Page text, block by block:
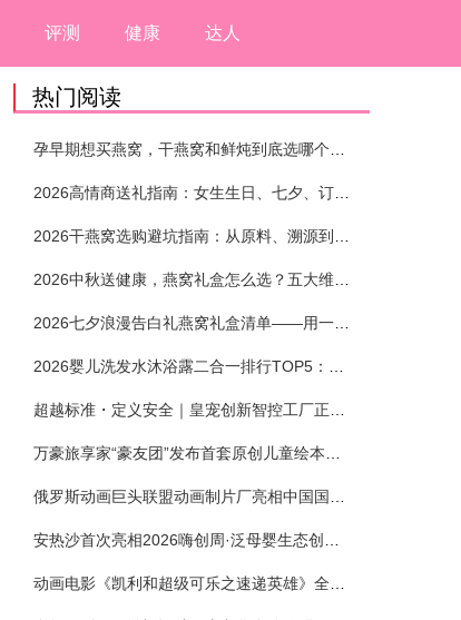
评测 健康 达人
热门阅读